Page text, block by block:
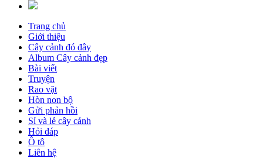
Trang chủ
Giới thiệu
Cây cảnh đó đây
Album Cây cảnh đẹp
Bài viết
Truyện
Rao vặt
Hòn non bộ
Gửi phản hồi
Sỉ và lẻ cây cảnh
Hỏi đáp
Ô tô
Liên hệ